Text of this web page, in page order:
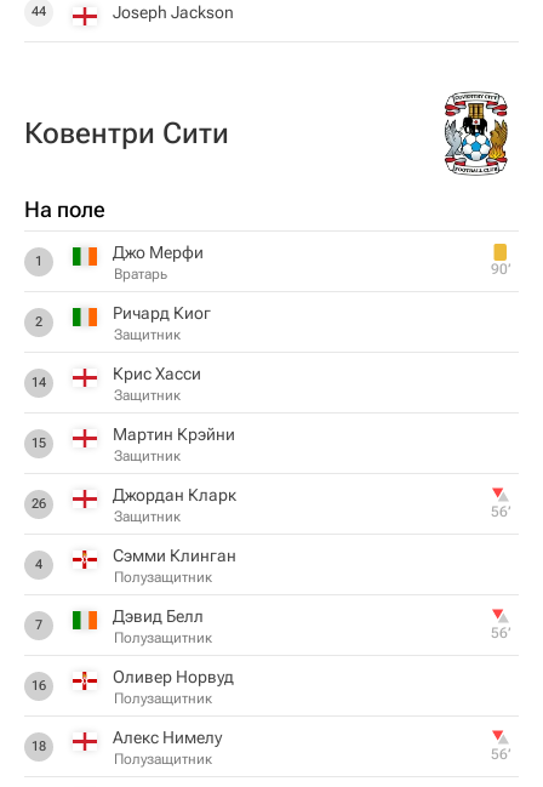
44 Joseph Jackson
Ковентри Сити
На поле
1 Джо Мерфи
Вратарь 90‎’‎
2 Ричард Киог
Защитник
14 Крис Хасси
Защитник
15 Мартин Крэйни
Защитник
26 Джордан Кларк
Защитник 56‎’‎
4 Сэмми Клинган
Полузащитник
7 Дэвид Белл
Полузащитник 56‎’‎
16 Оливер Норвуд
Полузащитник
18 Алекс Нимелу
Полузащитник 56‎’‎